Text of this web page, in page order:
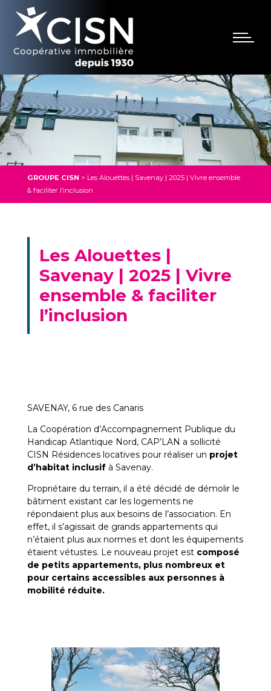
GROUPE CISN > Les Alouettes | Savenay | 2025 | Vivre ensemble
& faciliter l’inclusion
Les Alouettes |
Savenay | 2025 | Vivre
ensemble & faciliter
l’inclusion
SAVENAY, 6 rue des Canaris
La Coopération d’Accompagnement Publique du
Handicap Atlantique Nord, CAP’LAN a sollicité
CISN Résidences locatives pour réaliser un projet
d’habitat inclusifà Savenay.
Propriétaire du terrain, il a été décidé de démolir le
bâtiment existant car les logements ne
répondaient plus aux besoins de l’association. En
effet, il s’agissait de grands appartements qui
n’étaient plus aux normes et dont les équipements
étaient vétustes. Le nouveau projet est composé
de petits appartements, plus nombreux et
pour certains accessibles aux personnes à
mobilité réduite.